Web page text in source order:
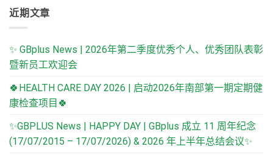
近期文章
✨ GBplus News | 2026年第二季度优秀个人、优秀团队表彰
暨新员工欢迎会
🍀HEALTH CARE DAY 2026 | 启动2026年南部第一期定期健
康检查项目🍀
✨GBPLUS News | HAPPY DAY | GBplus 成立 11 周年纪念
(17/07/2015 – 17/07/2026) & 2026 年上半年总结会议✨